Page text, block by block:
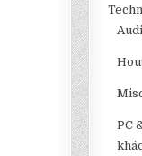
PC
khác